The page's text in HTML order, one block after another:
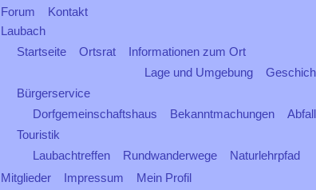
Forum
Kontakt
Laubach
Startseite
Ortsrat
Informationen zum Ort
Lage und Umgebung
Bürgerservice
Dorfgemeinschaftshaus
Bekanntmachungen
Touristik
Laubachtreffen
Rundwanderwege
Naturlehrpfad
Mitglieder
Impressum
Mein Profil